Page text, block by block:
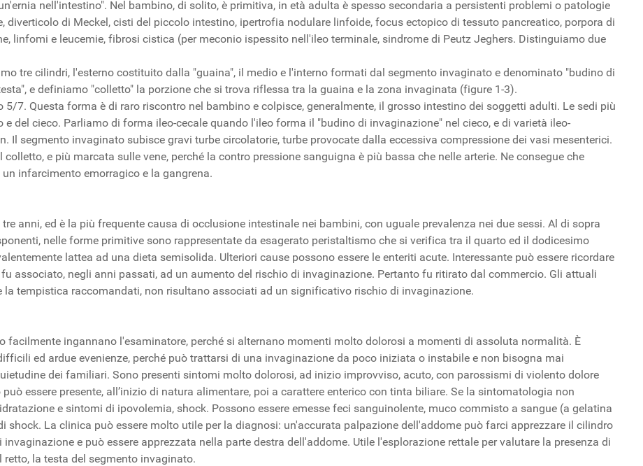
nell'intestino". Nel bambino, di solito, è primitiva, in età adulta è spesso secondaria a persistenti problemi o patologie
di Meckel, cisti del piccolo intestino, ipertrofia nodulare linfoide, focus ectopico di tessuto pancreatico, porpora di
linfomi e leucemie, fibrosi cistica (per meconio ispessito nell'ileo terminale, sindrome di Peutz Jeghers. Distinguiamo due
tre cilindri, l'esterno costituito dalla "guaina", il medio e l'interno formati dal segmento invaginato e denominato "budino di
e definiamo "colletto" la porzione che si trova riflessa tra la guaina e la zona invaginata (figure 1-3).
7. Questa forma è di raro riscontro nel bambino e colpisce, generalmente, il grosso intestino dei soggetti adulti. Le sedi più
del cieco. Parliamo di forma ileo-cecale quando l'ileo forma il "budino di invaginazione" nel cieco, e di varietà ileo-
Il segmento invaginato subisce gravi turbe circolatorie, turbe provocate dalla eccessiva compressione dei vasi mesenterici.
e più marcata sulle vene, perché la contro pressione sanguigna è più bassa che nelle arterie. Ne consegue che
infarcimento emorragico e la gangrena.
anni, ed è la più frequente causa di occlusione intestinale nei bambini, con uguale prevalenza nei due sessi. Al di sopra
nelle forme primitive sono rappresentate da esagerato peristaltismo che si verifica tra il quarto ed il dodicesimo
lattea ad una dieta semisolida. Ulteriori cause possono essere le enteriti acute. Interessante può essere ricordare
associato, negli anni passati, ad un aumento del rischio di invaginazione. Pertanto fu ritirato dal commercio. Gli attuali
tempistica raccomandati, non risultano associati ad un significativo rischio di invaginazione.
facilmente ingannano l'esaminatore, perché si alternano momenti molto dolorosi a momenti di assoluta normalità. È
ed ardue evenienze, perché può trattarsi di una invaginazione da poco iniziata o instabile e non bisogna mai
dei familiari. Sono presenti sintomi molto dolorosi, ad inizio improvviso, acuto, con parossismi di violento dolore
essere presente, all’inizio di natura alimentare, poi a carattere enterico con tinta biliare. Se la sintomatologia non
e sintomi di ipovolemia, shock. Possono essere emesse feci sanguinolente, muco commisto a sangue (a gelatina
La clinica può essere molto utile per la diagnosi: un'accurata palpazione dell'addome può farci apprezzare il cilindro
e può essere apprezzata nella parte destra dell'addome. Utile l'esplorazione rettale per valutare la presenza di
retto, la testa del segmento invaginato.